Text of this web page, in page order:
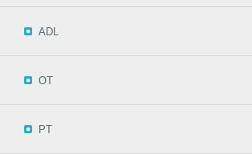
ADL
OT
PT